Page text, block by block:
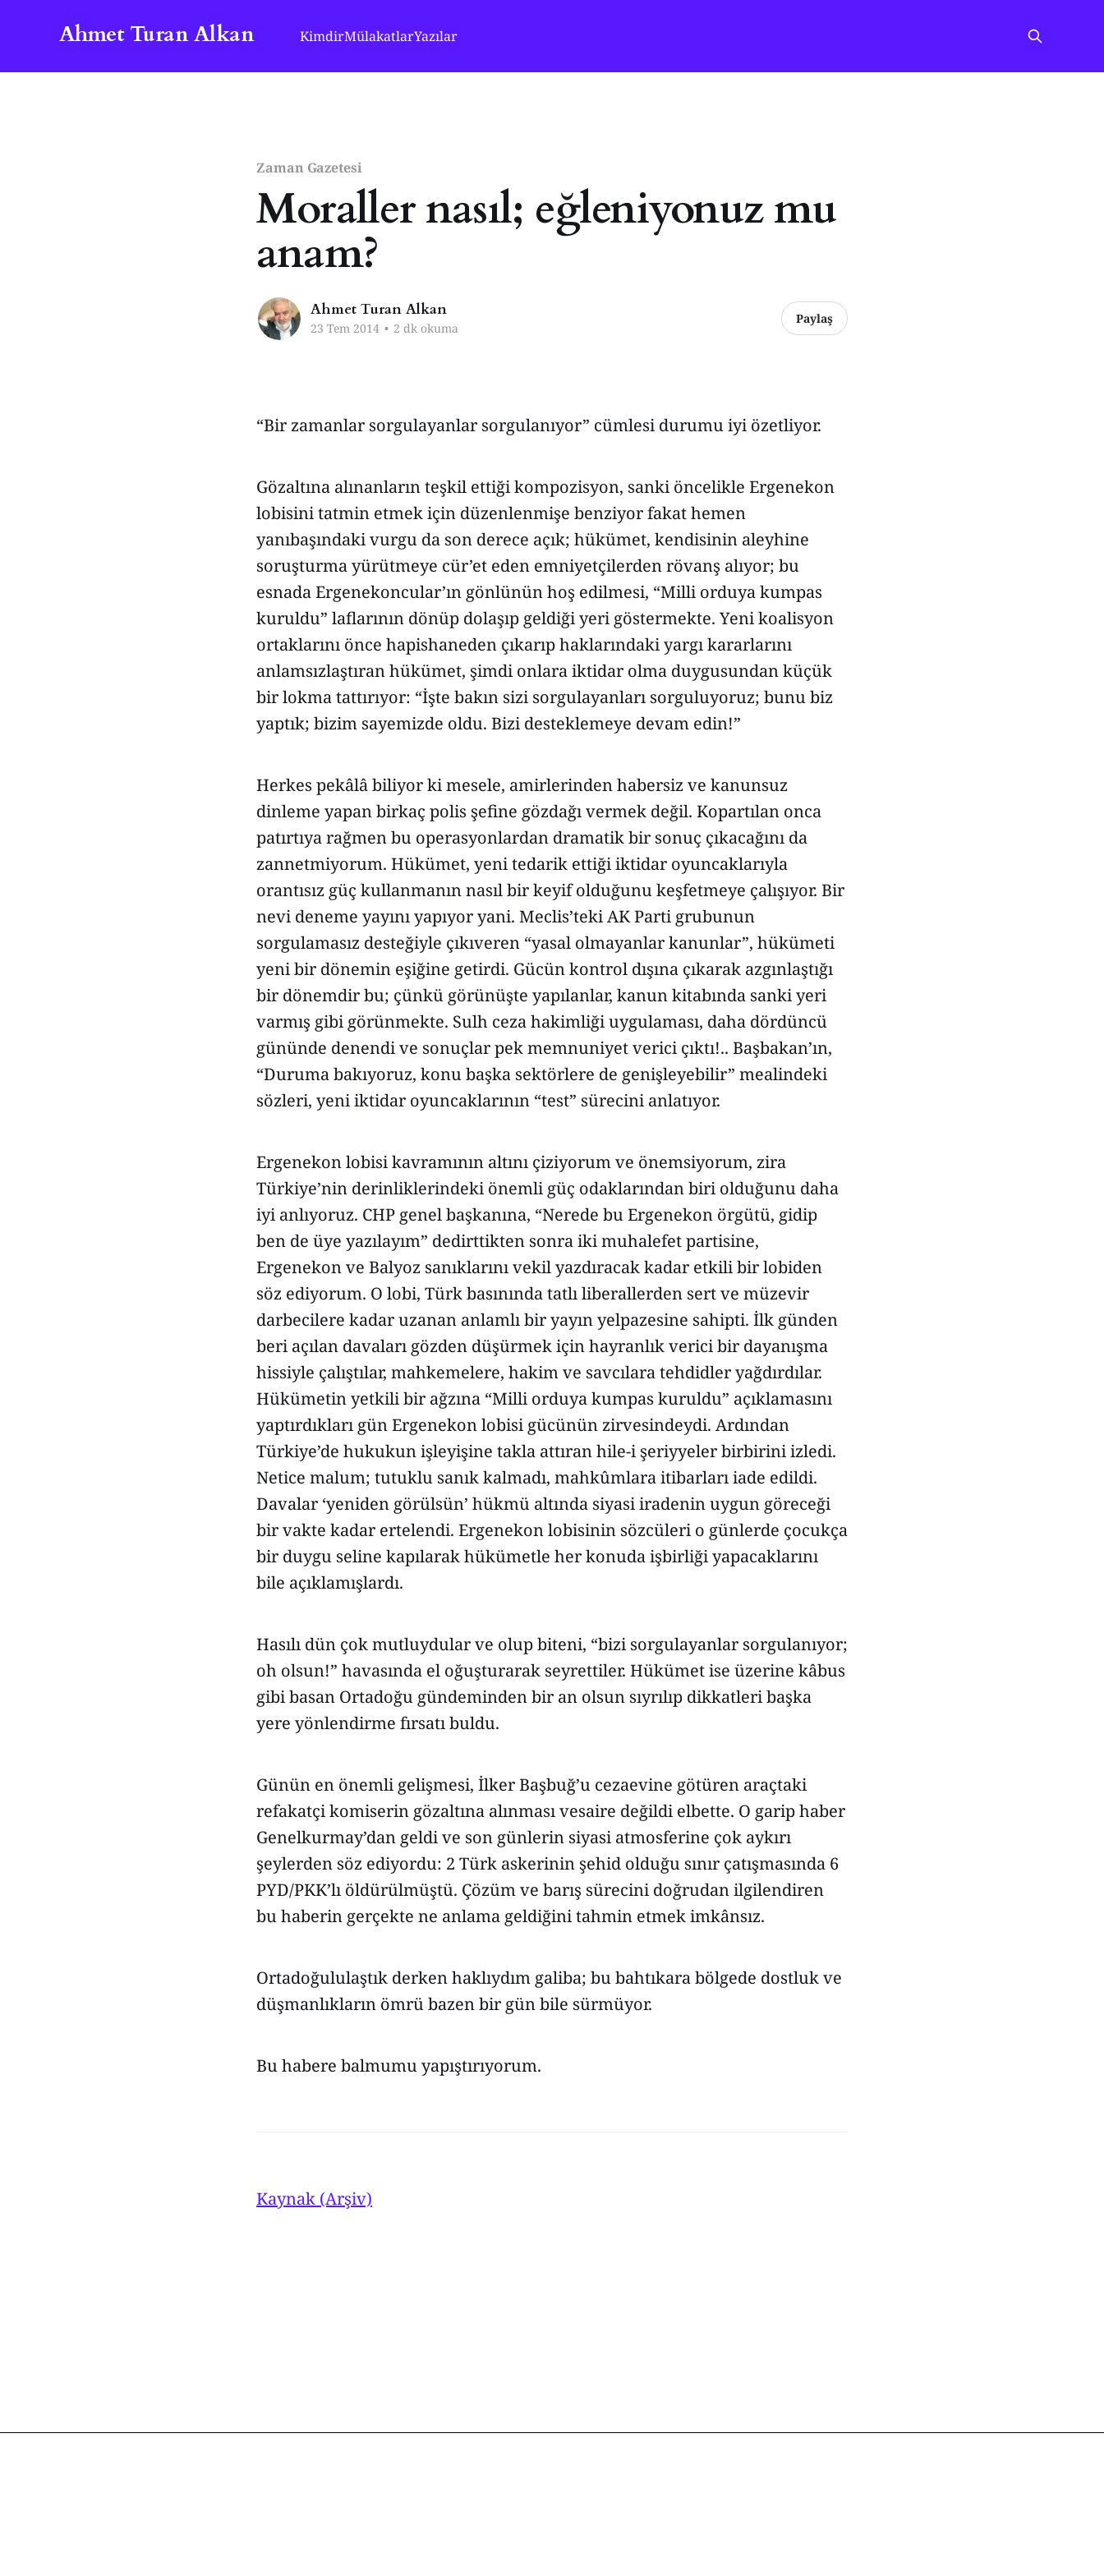
Ahmet Turan Alkan KimdirMülakatlarYazılar
Zaman Gazetesi
Moraller nasıl; eğleniyonuz mu
anam?
Ahmet Turan Alkan
23 Tem 2014 • 2 dk okuma
Paylaş
“Bir zamanlar sorgulayanlar sorgulanıyor” cümlesi durumu iyi özetliyor.
Gözaltına alınanların teşkil ettiği kompozisyon, sanki öncelikle Ergenekon
lobisini tatmin etmek için düzenlenmişe benziyor fakat hemen
yanıbaşındaki vurgu da son derece açık; hükümet, kendisinin aleyhine
soruşturma yürütmeye cür’et eden emniyetçilerden rövanş alıyor; bu
esnada Ergenekoncular’ın gönlünün hoş edilmesi, “Milli orduya kumpas
kuruldu” laflarının dönüp dolaşıp geldiği yeri göstermekte. Yeni koalisyon
ortaklarını önce hapishaneden çıkarıp haklarındaki yargı kararlarını
anlamsızlaştıran hükümet, şimdi onlara iktidar olma duygusundan küçük
bir lokma tattırıyor: “İşte bakın sizi sorgulayanları sorguluyoruz; bunu biz
yaptık; bizim sayemizde oldu. Bizi desteklemeye devam edin!”
Herkes pekâlâ biliyor ki mesele, amirlerinden habersiz ve kanunsuz
dinleme yapan birkaç polis şefine gözdağı vermek değil. Kopartılan onca
patırtıya rağmen bu operasyonlardan dramatik bir sonuç çıkacağını da
zannetmiyorum. Hükümet, yeni tedarik ettiği iktidar oyuncaklarıyla
orantısız güç kullanmanın nasıl bir keyif olduğunu keşfetmeye çalışıyor. Bir
nevi deneme yayını yapıyor yani. Meclis’teki AK Parti grubunun
sorgulamasız desteğiyle çıkıveren “yasal olmayanlar kanunlar”, hükümeti
yeni bir dönemin eşiğine getirdi. Gücün kontrol dışına çıkarak azgınlaştığı
bir dönemdir bu; çünkü görünüşte yapılanlar, kanun kitabında sanki yeri
varmış gibi görünmekte. Sulh ceza hakimliği uygulaması, daha dördüncü
gününde denendi ve sonuçlar pek memnuniyet verici çıktı!.. Başbakan’ın,
“Duruma bakıyoruz, konu başka sektörlere de genişleyebilir” mealindeki
sözleri, yeni iktidar oyuncaklarının “test” sürecini anlatıyor.
Ergenekon lobisi kavramının altını çiziyorum ve önemsiyorum, zira
Türkiye’nin derinliklerindeki önemli güç odaklarından biri olduğunu daha
iyi anlıyoruz. CHP genel başkanına, “Nerede bu Ergenekon örgütü, gidip
ben de üye yazılayım” dedirttikten sonra iki muhalefet partisine,
Ergenekon ve Balyoz sanıklarını vekil yazdıracak kadar etkili bir lobiden
söz ediyorum. O lobi, Türk basınında tatlı liberallerden sert ve müzevir
darbecilere kadar uzanan anlamlı bir yayın yelpazesine sahipti. İlk günden
beri açılan davaları gözden düşürmek için hayranlık verici bir dayanışma
hissiyle çalıştılar, mahkemelere, hakim ve savcılara tehdidler yağdırdılar.
Hükümetin yetkili bir ağzına “Milli orduya kumpas kuruldu” açıklamasını
yaptırdıkları gün Ergenekon lobisi gücünün zirvesindeydi. Ardından
Türkiye’de hukukun işleyişine takla attıran hile-i şeriyyeler birbirini izledi.
Netice malum; tutuklu sanık kalmadı, mahkûmlara itibarları iade edildi.
Davalar ‘yeniden görülsün’ hükmü altında siyasi iradenin uygun göreceği
bir vakte kadar ertelendi. Ergenekon lobisinin sözcüleri o günlerde çocukça
bir duygu seline kapılarak hükümetle her konuda işbirliği yapacaklarını
bile açıklamışlardı.
Hasılı dün çok mutluydular ve olup biteni, “bizi sorgulayanlar sorgulanıyor;
oh olsun!” havasında el oğuşturarak seyrettiler. Hükümet ise üzerine kâbus
gibi basan Ortadoğu gündeminden bir an olsun sıyrılıp dikkatleri başka
yere yönlendirme fırsatı buldu.
Günün en önemli gelişmesi, İlker Başbuğ’u cezaevine götüren araçtaki
refakatçi komiserin gözaltına alınması vesaire değildi elbette. O garip haber
Genelkurmay’dan geldi ve son günlerin siyasi atmosferine çok aykırı
şeylerden söz ediyordu: 2 Türk askerinin şehid olduğu sınır çatışmasında 6
PYD/PKK’lı öldürülmüştü. Çözüm ve barış sürecini doğrudan ilgilendiren
bu haberin gerçekte ne anlama geldiğini tahmin etmek imkânsız.
Ortadoğululaştık derken haklıydım galiba; bu bahtıkara bölgede dostluk ve
düşmanlıkların ömrü bazen bir gün bile sürmüyor.
Bu habere balmumu yapıştırıyorum.
Kaynak (Arşiv)